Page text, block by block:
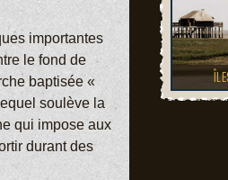
importantes
le fond de
baptisée «
soulève la
qui impose aux
durant des